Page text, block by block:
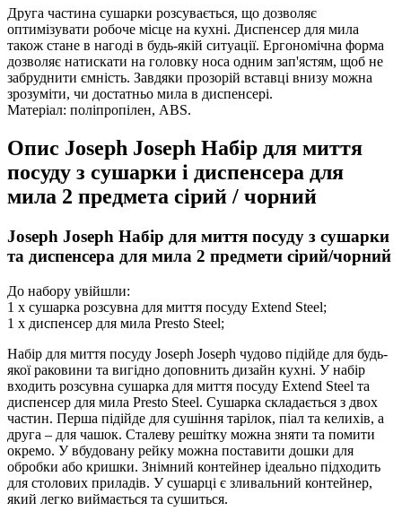
Друга частина сушарки розсувається, що дозволяє
оптимізувати робоче місце на кухні. Диспенсер для мила
також стане в нагоді в будь-якій ситуації. Ергономічна форма
дозволяє натискати на головку носа одним зап'ястям, щоб не
забруднити ємність. Завдяки прозорій вставці внизу можна
зрозуміти, чи достатньо мила в диспенсері.
Матеріал: поліпропілен, ABS.
Опис Joseph Joseph Набір для миття
посуду з сушарки і диспенсера для
мила 2 предмета сірий / чорний
Joseph Joseph Набір для миття посуду з сушарки
та диспенсера для мила 2 предмети сірий/чорний
До набору увійшли:
1 х сушарка розсувна для миття посуду Extend Steel;
1 х диспенсер для мила Presto Steel;
Набір для миття посуду Joseph Joseph чудово підійде для будь-
якої раковини та вигідно доповнить дизайн кухні. У набір
входить розсувна сушарка для миття посуду Extend Steel та
диспенсер для мила Presto Steel. Сушарка складається з двох
частин. Перша підійде для сушіння тарілок, піал та келихів, а
друга – для чашок. Сталеву решітку можна зняти та помити
окремо. У вбудовану рейку можна поставити дошки для
обробки або кришки. Знімний контейнер ідеально підходить
для столових приладів. У сушарці є зливальний контейнер,
який легко виймається та сушиться.